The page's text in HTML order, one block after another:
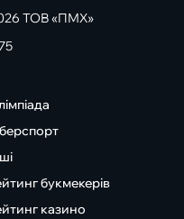
ТОВ «ПМХ»
букмекерів
казино